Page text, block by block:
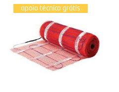
apoio técnico grátis